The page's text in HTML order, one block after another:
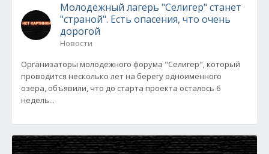
Молодежный лагерь "Селигер" станет
"страной". Есть опасения, что очень
дорогой
Новости
Организаторы молодежного форума "Селигер", который
проводится несколько лет на берегу одноименного
озера, объявили, что до старта проекта осталось 6
недель...